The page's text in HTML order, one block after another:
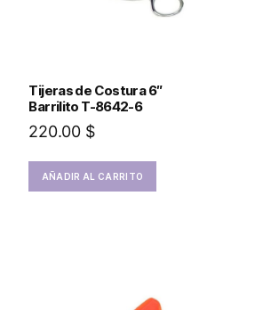
Tijeras de Costura 6″
Barrilito T-8642-6
220.00 $
AÑADIR AL CARRITO